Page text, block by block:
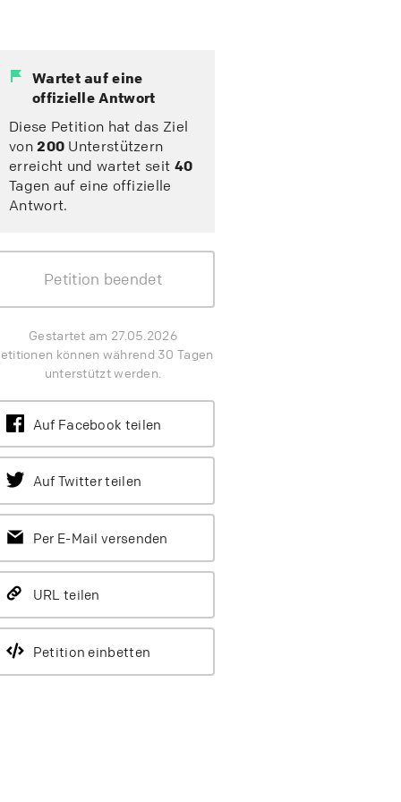
Wartet auf eine
offizielle Antwort
Diese Petition hat das Ziel
von200 Unterstützern
erreicht und wartet seit 40
Tagen auf eine offizielle
Antwort.
Petition beendet
Gestartet am 27.05.2026
können während 30 Tagen
unterstützt werden.
Auf Facebook teilen
Auf Twitter teilen
Per E-Mail versenden
URL teilen
Petition einbetten